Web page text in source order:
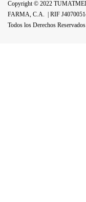
Copyright © 2022
FARMA, C.A.
| RIF
Todos los Derechos Reservados